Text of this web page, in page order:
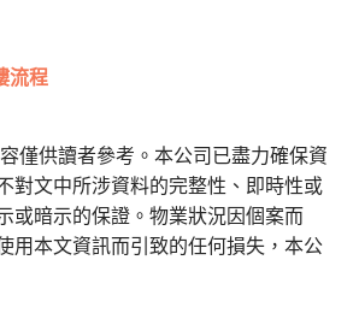
流程
僅供讀者參考。本公司已盡力確保資
對文中所涉資料的完整性、即時性或
或暗示的保證。物業狀況因個案而
用本文資訊而引致的任何損失，本公